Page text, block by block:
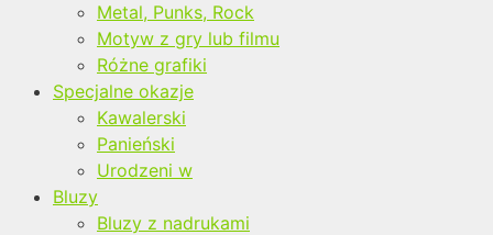
Metal, Punks, Rock
Motyw z gry lub filmu
Różne grafiki
Specjalne okazje
Kawalerski
Panieński
Urodzeni w
Bluzy
Bluzy z nadrukami